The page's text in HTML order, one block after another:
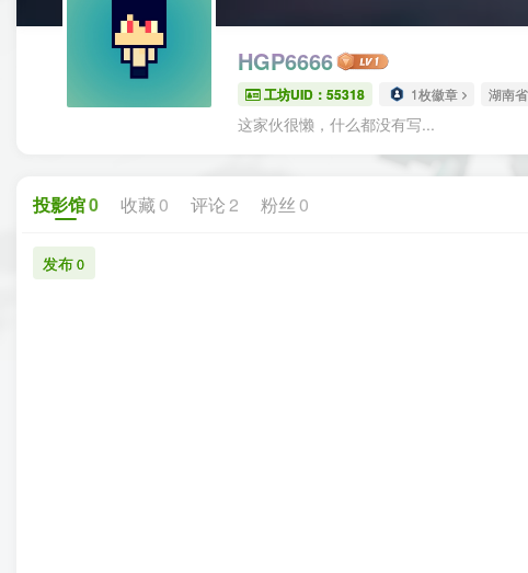
HGP6666
工坊UID：55318 1枚徽章 湖南
这家伙很懒，什么都没有写...
投影馆0 收藏 0 评论2 粉丝 0
发布0